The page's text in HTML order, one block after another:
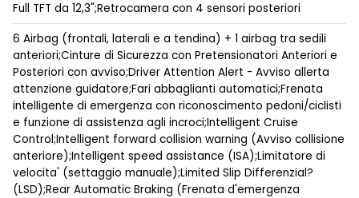
Full TFT da 12,3";Retrocamera con 4 sensori posteriori
6 Airbag (frontali, laterali e a tendina) + 1 airbag tra sedili
anteriori;Cinture di Sicurezza con Pretensionatori Anteriori e
Posteriori con avviso;Driver Attention Alert - Avviso allerta
attenzione guidatore;Fari abbaglianti automatici;Frenata
intelligente di emergenza con riconoscimento pedoni/ciclisti
e funzione di assistenza agli incroci;Intelligent Cruise
Control;Intelligent forward collision warning (Avviso collisione
anteriore);Intelligent speed assistance (ISA);Limitatore di
velocita' (settaggio manuale);Limited Slip Differenzial?
(LSD);Rear Automatic Braking (Frenata d'emergenza